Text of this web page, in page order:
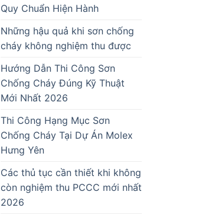
Quy Chuẩn Hiện Hành
Những hậu quả khi sơn chống
cháy không nghiệm thu được
Hướng Dẫn Thi Công Sơn
Chống Cháy Đúng Kỹ Thuật
Mới Nhất 2026
Thi Công Hạng Mục Sơn
Chống Cháy Tại Dự Án Molex
Hưng Yên
Các thủ tục cần thiết khi không
còn nghiệm thu PCCC mới nhất
2026